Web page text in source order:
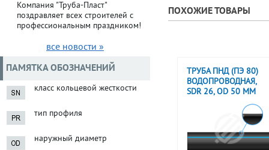
ПОХОЖИЕ ТОВАРЫ
ТРУБА ПНД (ПЭ 80)
ВОДОПРОВОДНАЯ,
SDR 26, OD 50 ММ
Компания "Труба-Пласт"
поздравляет всех строителей с
профессиональным праздником!
все новости »
ПАМЯТКА ОБОЗНАЧЕНИЙ
класс кольцевой жесткости
тип профиля
наружный диаметр